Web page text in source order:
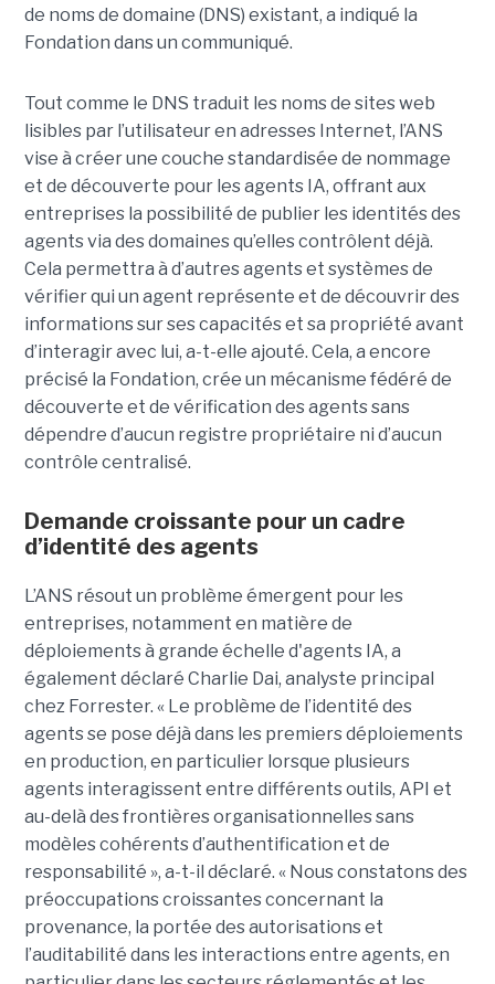
de noms de domaine (DNS) existant, a indiqué la
Fondation dans un communiqué.
Tout comme le DNS traduit les noms de sites web
lisibles par l’utilisateur en adresses Internet, l’ANS
vise à créer une couche standardisée de nommage
et de découverte pour les agents IA, offrant aux
entreprises la possibilité de publier les identités des
agents via des domaines qu’elles contrôlent déjà.
Cela permettra à d’autres agents et systèmes de
vérifier qui un agent représente et de découvrir des
informations sur ses capacités et sa propriété avant
d’interagir avec lui, a-t-elle ajouté. Cela, a encore
précisé la Fondation, crée un mécanisme fédéré de
découverte et de vérification des agents sans
dépendre d’aucun registre propriétaire ni d’aucun
contrôle centralisé.
Demande croissante pour un cadre
d’identité des agents
L’ANS résout un problème émergent pour les
entreprises, notamment en matière de
déploiements à grande échelle d'agents IA, a
également déclaré Charlie Dai, analyste principal
chez Forrester. « Le problème de l’identité des
agents se pose déjà dans les premiers déploiements
en production, en particulier lorsque plusieurs
agents interagissent entre différents outils, API et
au-delà des frontières organisationnelles sans
modèles cohérents d’authentification et de
responsabilité », a-t-il déclaré. « Nous constatons des
préoccupations croissantes concernant la
provenance, la portée des autorisations et
l’auditabilité dans les interactions entre agents, en